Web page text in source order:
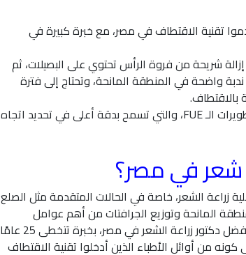
تقنية الاقتطاف في مصر، مع خبرة كبيرة في
شريحة من فروة الرأس تحتوي على البصيلات، ثم
واضحة في المنطقة المانحة، وتحتاج إلى فترة
بالاقتطاف.
مثل تقنية DHI وتطويرات الـ FUE، والتي تسمح بدقة أعلى في تحديد اتجاه
شعر في مصر؟
زراعة الشعر، خاصة في الحالات المتقدمة مثل الصلع
المانحة وتوزيع الجرافتات من أهم عوامل
الوصول إلى نتيجة ناجحة. ويُعد د. أحمد مكاوي من افضل دكتور زراعة الشعر في مصر، بخبرة تتخطى 25 عامًا
من أوائل الأطباء الذين أدخلوا تقنية الاقتطاف